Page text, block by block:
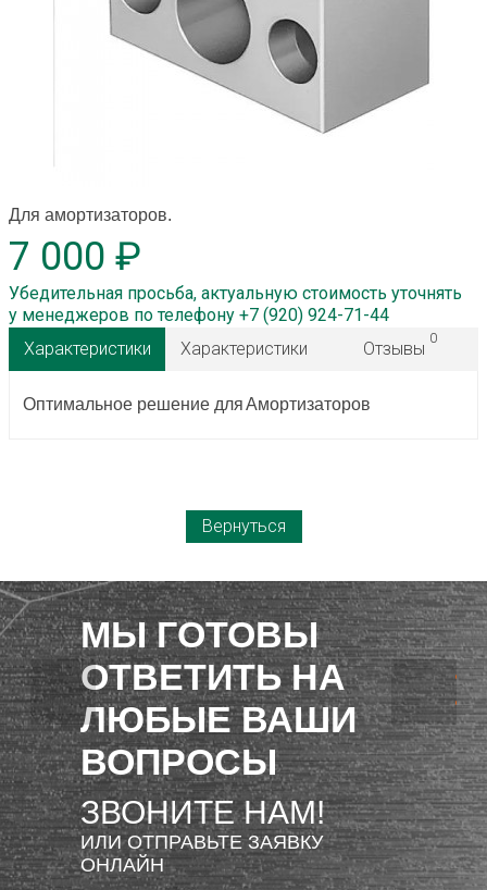
Для амортизаторов.
7 000 ₽
Убедительная просьба, актуальную стоимость уточнять
у менеджеров по телефону +7 (920) 924-71-44
Характеристики
Характеристики Отзывы
0
Оптимальное решение дляАмортизаторов
Вернуться
МЫ ГОТОВЫ
ОТВЕТИТЬ НА
ЛЮБЫЕ ВАШИ
ВОПРОСЫ
ЗВОНИТЕ НАМ!
ИЛИ ОТПРАВЬТЕ ЗАЯВКУ
ОНЛАЙН